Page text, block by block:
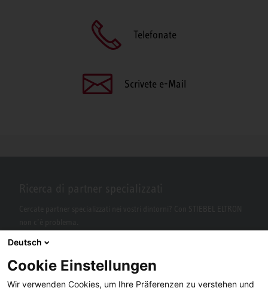
Telefonate
Scrivete e-Mail
Deutsch
Cookie Einstellungen
Wir verwenden Cookies, um Ihre Präferenzen zu verstehen und